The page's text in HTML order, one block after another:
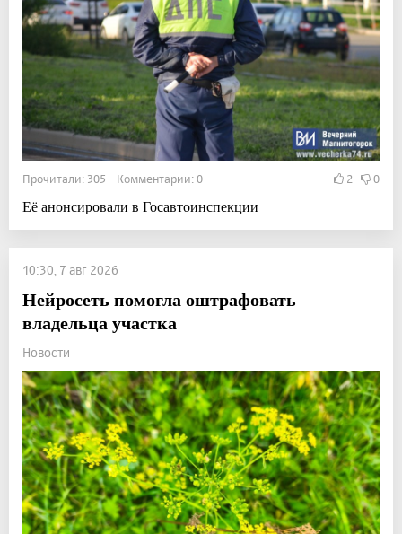
Прочитали: 305 Комментарии: 0 2 0
Её анонсировали в Госавтоинспекции
10:30, 7 авг 2026
Нейросеть помогла оштрафовать
владельца участка
Новости